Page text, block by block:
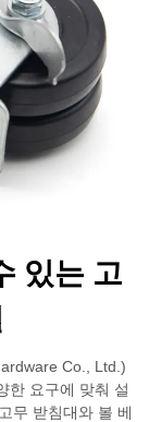
있는 고
Co., Ltd.)
한 요구에 맞춰 설
무 받침대와 볼 베